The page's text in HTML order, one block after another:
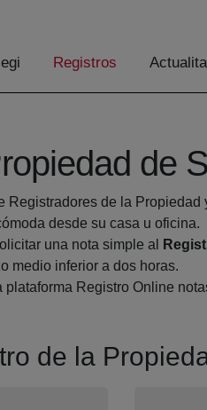
Registros
de
de la
desde su casa u oficina.
una nota simple al
medio inferior a dos horas.
Registro Online
de la